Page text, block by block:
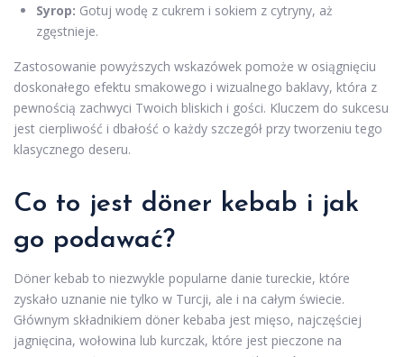
Syrop: Gotuj wodę z cukrem i sokiem z cytryny, aż
zgęstnieje.
Zastosowanie powyższych wskazówek pomoże w osiągnięciu
doskonałego efektu smakowego i wizualnego baklavy, która z
pewnością zachwyci Twoich bliskich i gości. Kluczem do sukcesu
jest cierpliwość i dbałość o każdy szczegół przy tworzeniu tego
klasycznego deseru.
Co to jest döner kebab i jak
go podawać?
Döner kebab to niezwykle popularne danie tureckie, które
zyskało uznanie nie tylko w Turcji, ale i na całym świecie.
Głównym składnikiem döner kebaba jest mięso, najczęściej
jagnięcina, wołowina lub kurczak, które jest pieczone na